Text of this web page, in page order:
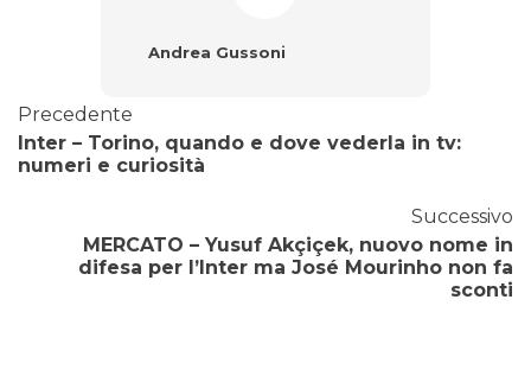
Andrea Gussoni
Precedente
Inter – Torino, quando e dove vederla in tv:
numeri e curiosità
Successivo
MERCATO – Yusuf Akçiçek, nuovo nome in
difesa per l’Inter ma José Mourinho non fa
sconti